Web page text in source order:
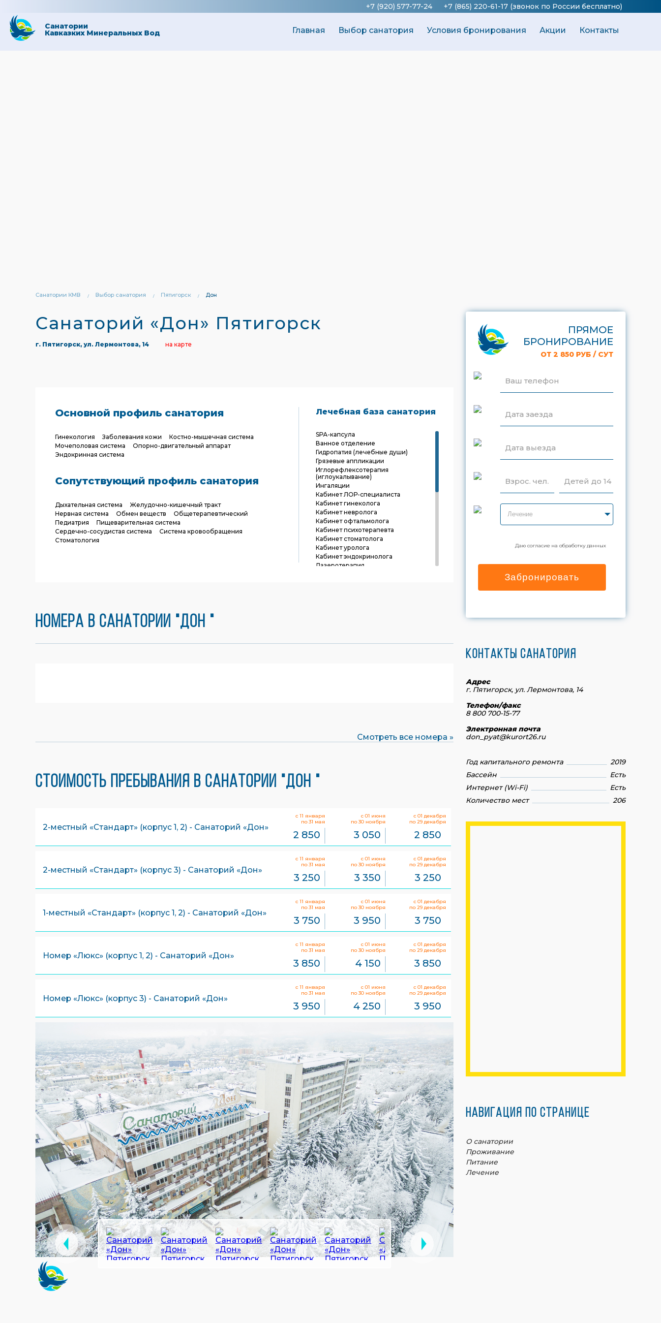
+7 (920) 577-77-24 +7 (865) 220-61-17 (звонок по России бесплатно)
Санатории
Кавказких Минеральных Вод Главная Выбор санатория Условия бронирования Акции Контакты
Санатории КМВ Выбор санатория Пятигорск Дон
Санаторий «Дон» Пятигорск
г. Пятигорск, ул. Лермонтова, 14 на карте
Основной профиль санатория
Гинекология Заболевания кожи
Костно-мышечная система
Мочеполовая система
Опорно-двигательный аппарат
Эндокринная система
Сопутствующий профиль санатория
Дыхательная система
Желудочно-кишечный тракт
Нервная система
Обмен веществ
Общетерапевтический
Педиатрия
Пищеварительная система
Сердечно-сосудистая система
Система кровообращения
Стоматология
Лечебная база санатория
SPA-капсула
Ванное отделение
Гидропатия (лечебные души)
Грязевые аппликации
Иглорефлексотерапия
(иглоукалывание)
Ингаляции
Кабинет ЛОР-специалиста
Кабинет гинеколога
Кабинет невролога
Кабинет офтальмолога
Кабинет психотерапевта
Кабинет стоматолога
Кабинет уролога
Кабинет эндокринолога
Лазеротерапия
Номера в санатории "Дон "
Смотреть все номера »
Стоимость пребывания в санатории "Дон "
2-местный «Стандарт» (корпус 1, 2) - Санаторий «Дон»
с 11 января
по 31 мая
2 850
с 01 июня
по 30 ноября
3 050
с 01 декабря
по 29 декабря
2 850
2-местный «Стандарт» (корпус 3) - Санаторий «Дон»
с 11 января
по 31 мая
3 250
с 01 июня
по 30 ноября
3 350
с 01 декабря
по 29 декабря
3 250
1-местный «Стандарт» (корпус 1, 2) - Санаторий «Дон»
с 11 января
по 31 мая
3 750
с 01 июня
по 30 ноября
3 950
с 01 декабря
по 29 декабря
3 750
Номер «Люкс» (корпус 1, 2) - Санаторий «Дон»
с 11 января
по 31 мая
3 850
с 01 июня
по 30 ноября
4 150
с 01 декабря
по 29 декабря
3 850
Номер «Люкс» (корпус 3) - Санаторий «Дон»
с 11 января
по 31 мая
3 950
с 01 июня
по 30 ноября
4 250
с 01 декабря
по 29 декабря
3 950
ПРЯМОЕ
БРОНИРОВАНИЕ
ОТ 2 850 РУБ / СУТ
Ваш телефон
Дата заезда
Дата выезда
Взрос. чел. Детей до 14
Лечение
Даю согласие на обработку данных
Забронировать
Контакты санатория
Адрес
г. Пятигорск, ул. Лермонтова, 14
Телефон/факс
8 800 700-15-77
Электронная почта
don_pyat@kurort26.ru
Год капитального ремонта
2019
Бассейн
Есть
Интернет (Wi-Fi)
Есть
Количество мест
206
Навигация по странице
О санатории
Проживание
Питание
Лечение